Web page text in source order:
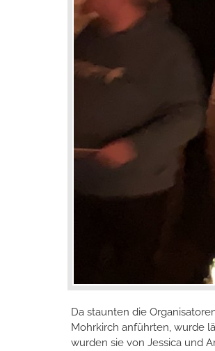
Da staunten die
Mohrkirch anführten, wurde
wurden sie von Jessica und